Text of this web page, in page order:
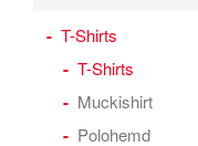
T-Shirts
T-Shirts
Muckishirt
Polohemd